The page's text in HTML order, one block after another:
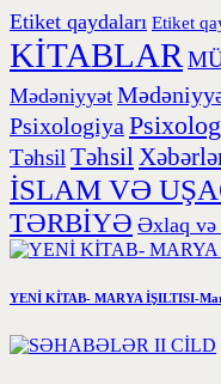
Etiket qaydaları Etiket
KİTABLAR
Mədəniyyət
Psixologiya
Təhsil Təhsil
İSLAM VƏ
TƏRBİYƏ Əxlaq və
YENİ KİTAB- MARYA İŞILTISI-